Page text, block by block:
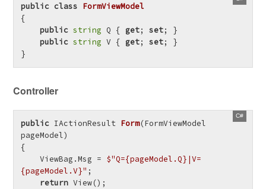
public class FormViewModel
{
public string Q { get; set; }
public string V { get; set; }
}
Controller
public IActionResult Form(FormViewModel
pageModel)
{
    ViewBag.Msg =
$"Q={pageModel.Q} |V=
{pageModel.V}" ;
return View();